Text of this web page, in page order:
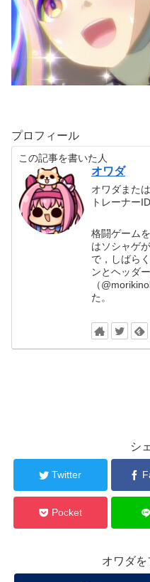
プロフィール
この記事を書いた人
オワダ
オワダまた
トレーナー
格闘ゲーム
はソシャゲ
で，しばら
ンとヘッダ
（
た。
シ
Twitter
Pocket
オワダを